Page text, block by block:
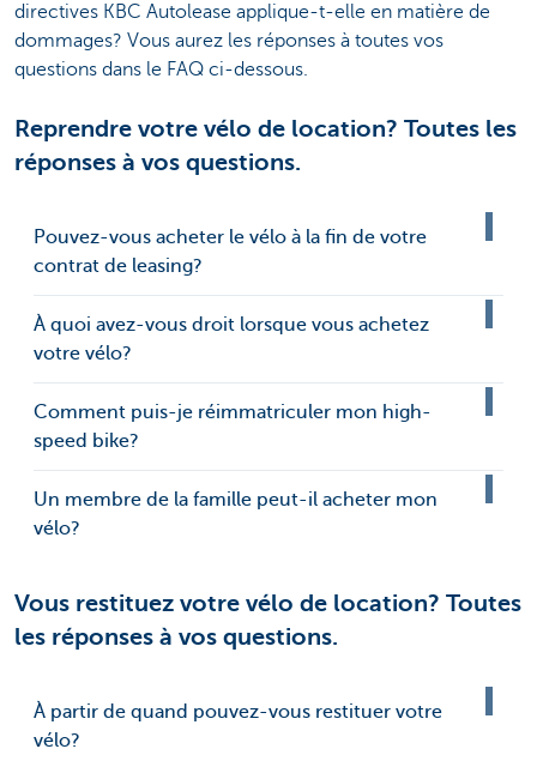
directives KBC Autolease applique-t-elle en matière de
dommages? Vous aurez les réponses à toutes vos
questions dans le FAQ ci-dessous.
Reprendre votre vélo de location? Toutes les
réponses à vos questions.
Pouvez-vous acheter le vélo à la fin de votre
contrat de leasing?
À quoi avez-vous droit lorsque vous achetez
votre vélo?
Comment puis-je réimmatriculer mon high-
speed bike?
Un membre de la famille peut-il acheter mon
vélo?
Vous restituez votre vélo de location? Toutes
les réponses à vos questions.
À partir de quand pouvez-vous restituer votre
vélo?